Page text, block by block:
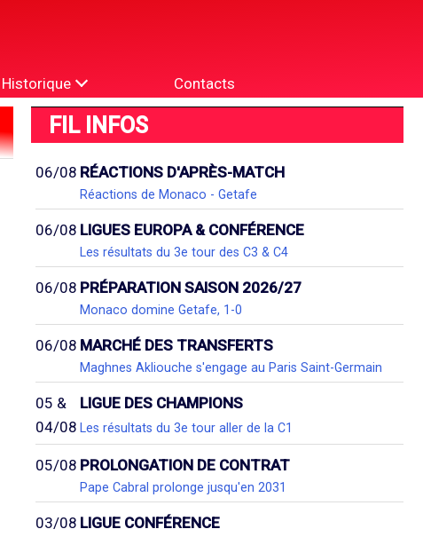
Historique Contacts
FIL INFOS
06/08 RÉACTIONS D'APRÈS-MATCH
Réactions de Monaco - Getafe
06/08 LIGUES EUROPA & CONFÉRENCE
Les résultats du 3e tour des C3 & C4
06/08 PRÉPARATION SAISON 2026/27
Monaco domine Getafe, 1-0
06/08 MARCHÉ DES TRANSFERTS
Maghnes Akliouche s'engage au Paris Saint-Germain
05 &
04/08
LIGUE DES CHAMPIONS
Les résultats du 3e tour aller de la C1
05/08 PROLONGATION DE CONTRAT
Pape Cabral prolonge jusqu'en 2031
03/08 LIGUE CONFÉRENCE